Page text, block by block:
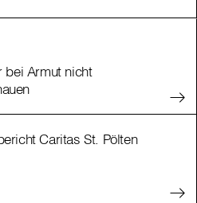
bei Armut nicht
Caritas St. Pölten